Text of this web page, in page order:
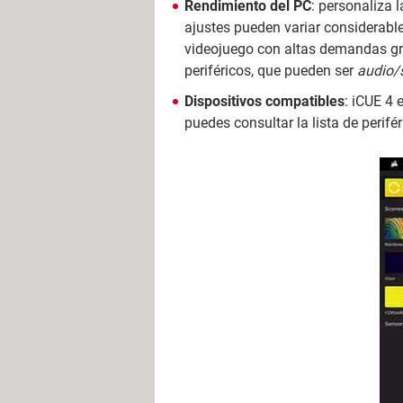
Rendimiento del PC: personaliza
ajustes pueden variar
videojuego con altas demandas
periféricos, que pueden ser audio/
Dispositivos compatibles: iCUE 4
puedes consultar la lista de